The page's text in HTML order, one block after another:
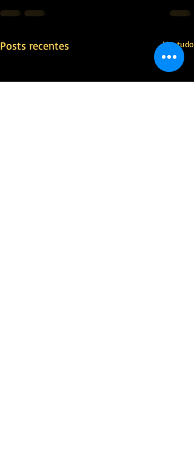
Posts recentes Ver tudo